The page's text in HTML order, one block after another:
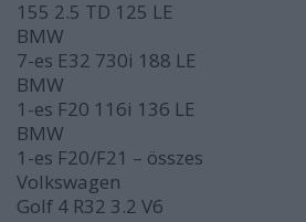
155 2.5 TD 125 LE
BMW
7-es E32 730i 188 LE
BMW
1-es F20 116i 136 LE
BMW
1-es F20/F21 – összes
Volkswagen
Golf 4 R32 3.2 V6